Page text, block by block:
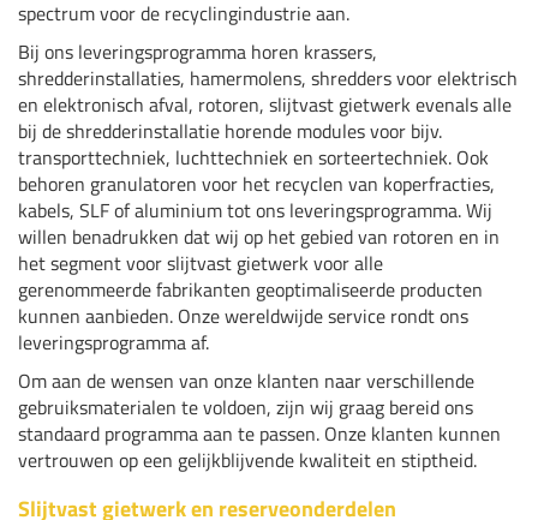
spectrum voor de recyclingindustrie aan.
Bij ons leveringsprogramma horen krassers,
shredderinstallaties, hamermolens, shredders voor elektrisch
en elektronisch afval, rotoren, slijtvast gietwerk evenals alle
bij de shredderinstallatie horende modules voor bijv.
transporttechniek, luchttechniek en sorteertechniek. Ook
behoren granulatoren voor het recyclen van koperfracties,
kabels, SLF of aluminium tot ons leveringsprogramma. Wij
willen benadrukken dat wij op het gebied van rotoren en in
het segment voor slijtvast gietwerk voor alle
gerenommeerde fabrikanten geoptimaliseerde producten
kunnen aanbieden. Onze wereldwijde service rondt ons
leveringsprogramma af.
Om aan de wensen van onze klanten naar verschillende
gebruiksmaterialen te voldoen, zijn wij graag bereid ons
standaard programma aan te passen. Onze klanten kunnen
vertrouwen op een gelijkblijvende kwaliteit en stiptheid.
Slijtvast gietwerk en reserveonderdelen